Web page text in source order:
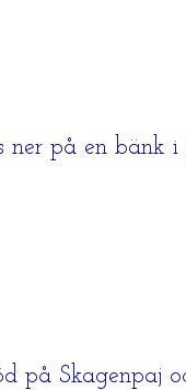
ner på en bänk
på Skagenpaj